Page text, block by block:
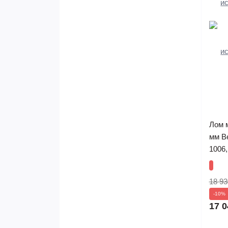
Лом
мм
18
-10%
17